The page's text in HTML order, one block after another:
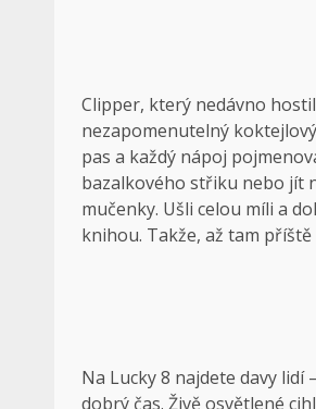
Clipper, který nedávno
nezapomenutelný
pas a každý nápoj
bazalkového střiku nebo jít
mučenky. Ušli celou míli a
knihou. Takže, až tam
Na Lucky 8 najdete davy
dobrý čas. Živě osvětlené